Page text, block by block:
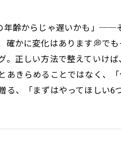
年齢からじゃ遅いかも」──
確かに変化はあります💭で
。正しい方法で整えていけ
あきらめることではなく、
る、「まずはやってほしい